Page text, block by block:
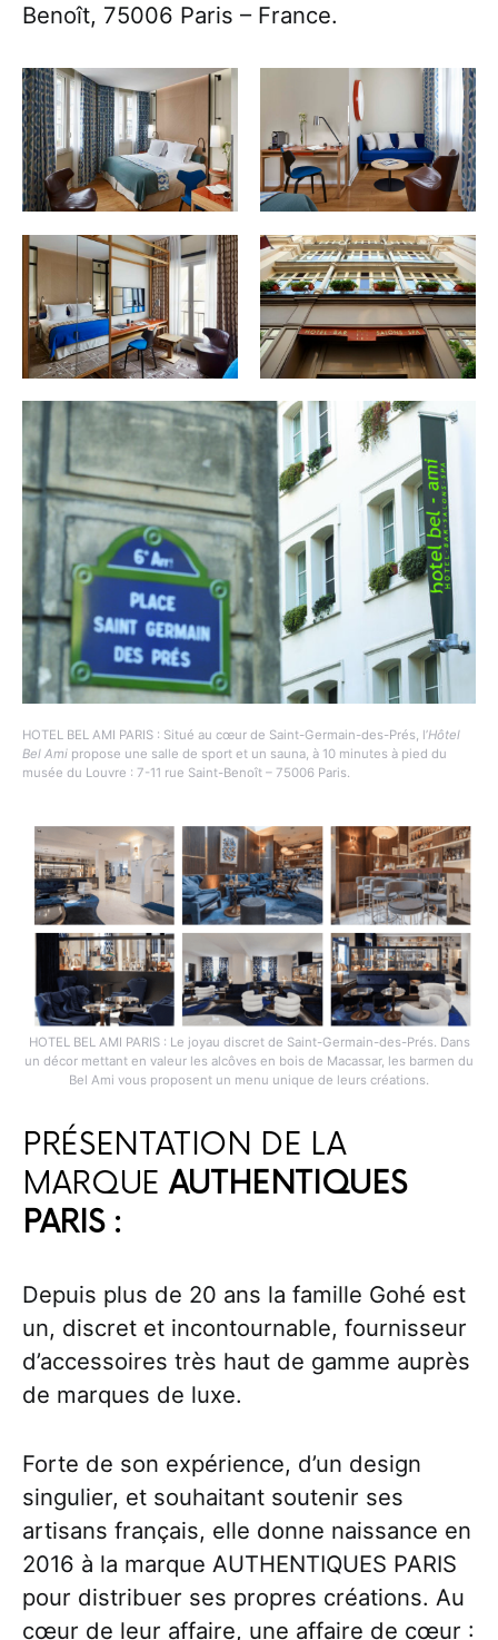
Benoît, 75006 Paris – France.
HOTEL BEL AMI PARIS : Situé au cœur de Saint-Germain-des-Prés, l’Hôtel
Bel Ami propose une salle de sport et un sauna, à 10 minutes à pied du
musée du Louvre : 7-11 rue Saint-Benoît – 75006 Paris.
HOTEL BEL AMI PARIS : Le joyau discret de Saint-Germain-des-Prés. Dans
un décor mettant en valeur les alcôves en bois de Macassar, les barmen du
Bel Ami vous proposent un menu unique de leurs créations.
PRÉSENTATION DE LA
MARQUE AUTHENTIQUES
PARIS :
Depuis plus de 20 ans la famille Gohé est
un, discret et incontournable, fournisseur
d’accessoires très haut de gamme auprès
de marques de luxe.
Forte de son expérience, d’un design
singulier, et souhaitant soutenir ses
artisans français, elle donne naissance en
2016 à la marque AUTHENTIQUES PARIS
pour distribuer ses propres créations. Au
cœur de leur affaire, une affaire de cœur :